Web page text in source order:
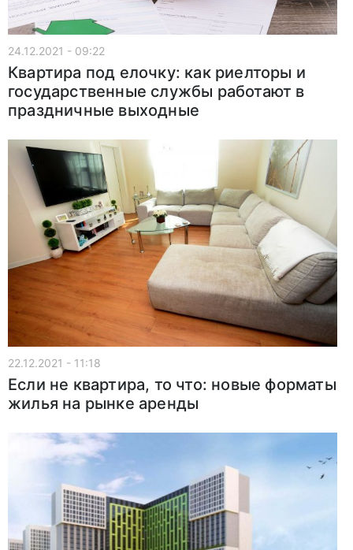
24.12.2021 - 09:22
Квартира под елочку: как риелторы и
государственные службы работают в
праздничные выходные
22.12.2021 - 11:18
Если не квартира, то что: новые форматы
жилья на рынке аренды